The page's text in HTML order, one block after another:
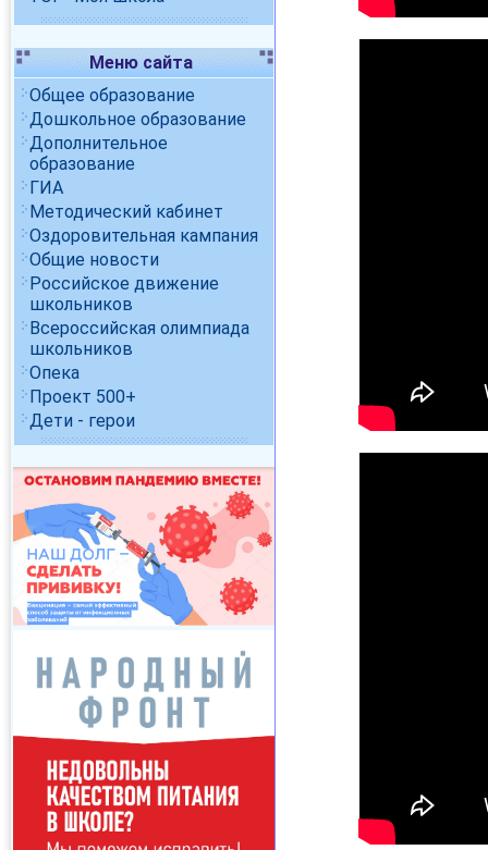
Меню сайта
Общее образование
Дошкольное образование
Дополнительное
образование
ГИА
Методический кабинет
Оздоровительная кампания
Общие новости
Российское движение
школьников
Всероссийская олимпиада
школьников
Опека
Проект 500+
Дети - герои